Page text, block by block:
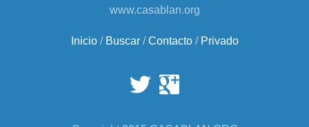
www.casablan.org
Inicio/ Buscar/Contacto/ Privado